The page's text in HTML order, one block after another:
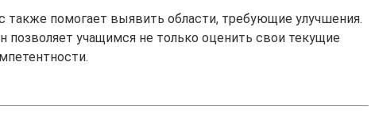
также помогает выявить области, требующие улучшения.
позволяет учащимся не только оценить свои текущие